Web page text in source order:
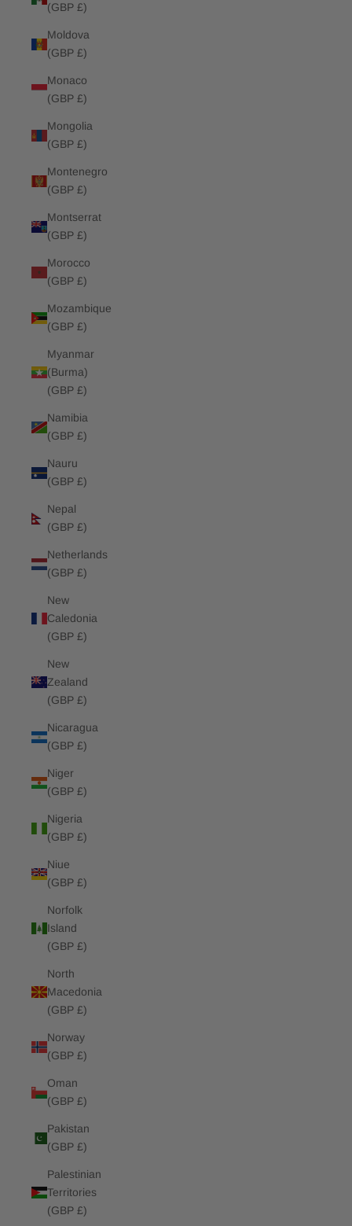
(GBP £)
Moldova
(GBP £)
Monaco
(GBP £)
Mongolia
(GBP £)
Montenegro
(GBP £)
Montserrat
(GBP £)
Morocco
(GBP £)
Mozambique
(GBP £)
Myanmar
(Burma)
(GBP £)
Namibia
(GBP £)
Nauru
(GBP £)
Nepal
(GBP £)
Netherlands
(GBP £)
New
Caledonia
(GBP £)
New
Zealand
(GBP £)
Nicaragua
(GBP £)
Niger
(GBP £)
Nigeria
(GBP £)
Niue
(GBP £)
Norfolk
Island
(GBP £)
North
Macedonia
(GBP £)
Norway
(GBP £)
Oman
(GBP £)
Pakistan
(GBP £)
Palestinian
Territories
(GBP £)